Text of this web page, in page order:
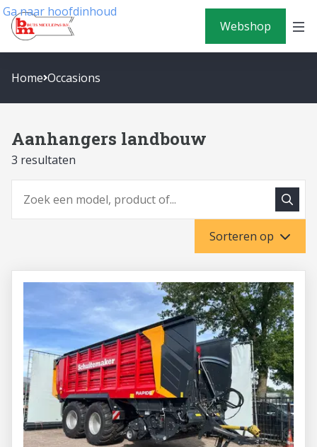
Ga naar hoofdinhoud
Webshop
Home Occasions
Aanhangers landbouw
3 resultaten
Zoeken
Sorteren op